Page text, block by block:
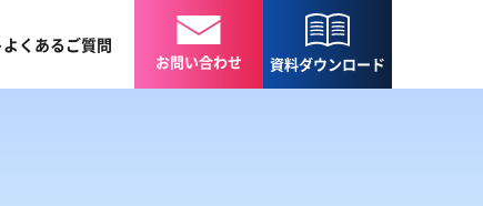
よくあるご質問
お問い合わせ 資料ダウンロード